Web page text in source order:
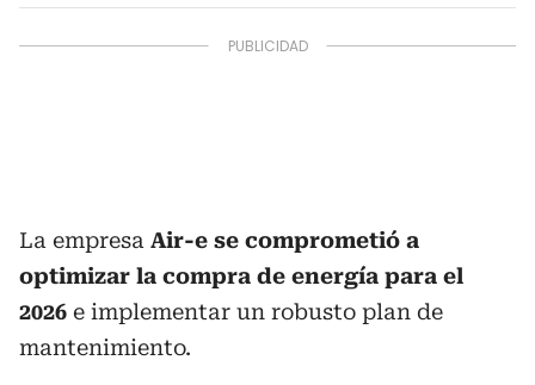
La empresa Air-e se comprometió a
optimizar la compra de energía para el
2026 e implementar un robusto plan de
mantenimiento.